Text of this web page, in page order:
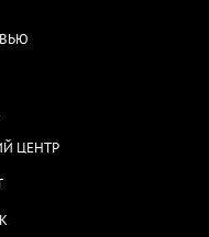
ЦЕНТР